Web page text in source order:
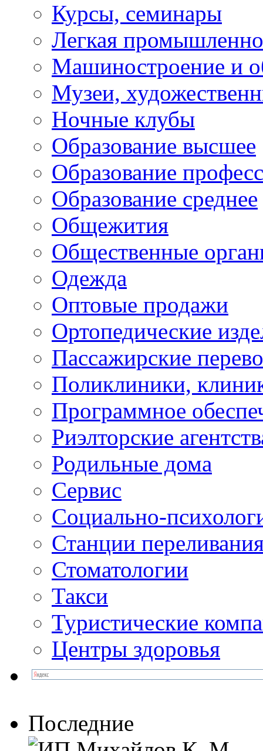
Курсы, семинары
Легкая
Машиностроение и
Музеи,
Ночные клубы
Образование высшее
Образование
Образование среднее
Общежития
Общественные
Одежда
Оптовые продажи
Ортопедические
Пассажирские
Поликлиники,
Программное
Риэлторские
Родильные дома
Сервис
Социально-
Станции
Стоматологии
Такси
Туристические
Центры здоровья
Последние